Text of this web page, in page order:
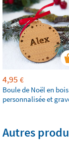
4,95 €
Boule de Noël en bois
personnalisée et
Autres